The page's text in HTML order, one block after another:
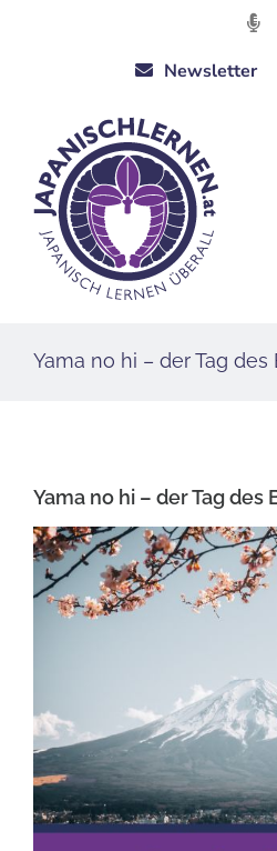
Newsletter
Yama no hi – der Tag des
Yama no hi – der Tag des